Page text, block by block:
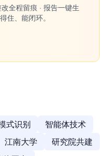
全程留痕 · 报告一键生
住、能闭环。
式识别
智能体技术
江南大学
研究院共建